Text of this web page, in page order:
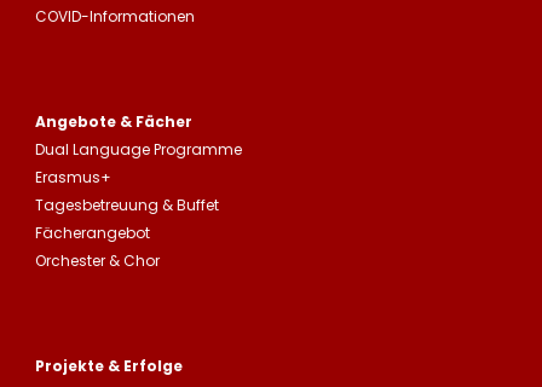
COVID-Informationen
Angebote & Fächer
Dual Language Programme
Erasmus+
Tagesbetreuung &Buffet
Fächerangebot
Orchester & Chor
Projekte & Erfolge